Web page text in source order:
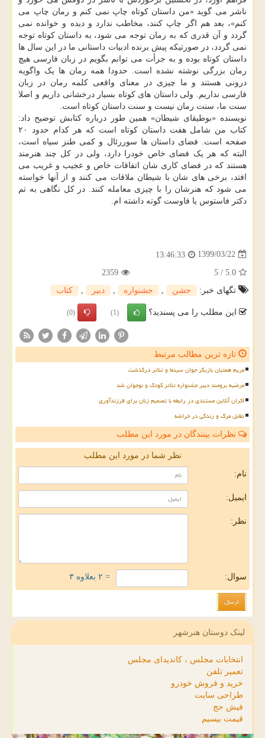
ناشر می گوید «من داستان کوتاه چاپ نمی کنم و رمان چاپ می
کنم»، بعد هم اگر چاپ کنند، مخاطب ندارد و دیده و خوانده نمی
گردد و آن قدری که به رمان توجه می شود، به داستان کوتاه توجه
نمی گردد، در صورتیکه پیش برنده ادبیات داستانی ما در این سال ها
داستان کوتاه بوده و به جرأت می توانم بگویم در زبان فارسی هیچ
رمان بزرگی نوشته نشده است. حدودا همه رمان ها یک واگویه
درونی هستند و ما چیزی در معنای واقعی کلمه رمان در زبان
فارسی نداریم. ولی داستان های کوتاه بسیار درخشانی داریم و اصلا
سنت ما، سنت رمان نیست و سنت داستان کوتاه است.
نویسنده «بوطیقای شیطان» همین طور درباره کتابش توضیح داد:
کتاب من شامل هفت داستان کوتاه است که هر کدام حدود ۲۰
صفحه است. فضای داستان ها سوررئال و کمی طنز سیاه است،
البته که هر یک فضای خاص خودرا دارد، ولی در کل چند هنرمند
هستند که در فضای کاری شان اتفاقات خاص و عجیب و غریب می
افتد، برخی های شان با شیطان ملاقات می کنند و از آنها خواسته
می شود که هنرشان را با چیزی معامله کنند. در کل نگاهی به تم
دکتر فاستوس یا فاوست گوته داشته ام.
1399/03/22
13:46:33
5.0
/
5
2359
تگهای خبر:
جشن , جشنواره , دبیر , كتاب
این مطلب را می پسندید؟ (1)
(0)
تازه ترین مطالب مرتبط
مریم همتیان بازیگر جوان سینما و تئاتر درگذشت
مرضیه برومند دبیر جشنواره تئاتر کودک و نوجوان شد
اکران آنلاین مستندی در رابطه با تصمیم زنان برای فرزندآوری
تقابل مرگ و زندگی در خراشه
نظرات بینندگان در مورد این مطلب
نظر شما در مورد این مطلب
نام:
ایمیل:
نظر:
سوال: = ۲ بعلاوه ۳
لینک دوستان هنرشهر
انتخابات مجلس ، کاندیدای مجلس
تعمیر تلفن
خرید و فروش خودرو
طراحی سایت
فیش حج
قیمت بیسیم